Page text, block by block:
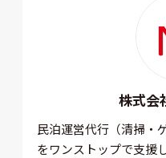
株式会
民泊運営代行（清掃・
をワンストップで支援